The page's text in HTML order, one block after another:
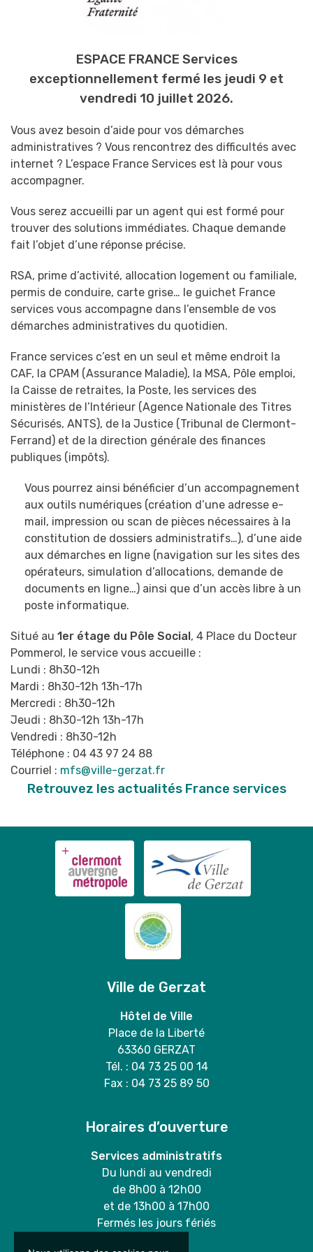
ESPACE FRANCE Services
exceptionnellement fermé les jeudi 9 et
vendredi 10 juillet 2026.
Vous avez besoin d’aide pour vos démarches
administratives ? Vous rencontrez des difficultés avec
internet ? L’espace France Services est là pour vous
accompagner.
Vous serez accueilli par un agent qui est formé pour
trouver des solutions immédiates. Chaque demande
fait l’objet d’une réponse précise.
RSA, prime d’activité, allocation logement ou familiale,
permis de conduire, carte grise… le guichet France
services vous accompagne dans l’ensemble de vos
démarches administratives du quotidien.
France services c’est en un seul et même endroit la
CAF, la CPAM (Assurance Maladie), la MSA, Pôle emploi,
la Caisse de retraites, la Poste, les services des
ministères de l’Intérieur (Agence Nationale des Titres
Sécurisés, ANTS), de la Justice (Tribunal de Clermont-
Ferrand) et de la direction générale des finances
publiques (impôts).
Vous pourrez ainsi bénéficier d’un accompagnement
aux outils numériques (création d’une adresse e-
mail, impression ou scan de pièces nécessaires à la
constitution de dossiers administratifs…), d’une aide
aux démarches en ligne (navigation sur les sites des
opérateurs, simulation d’allocations, demande de
documents en ligne…) ainsi que d’un accès libre à un
poste informatique.
Situé au 1er étage du Pôle Social, 4 Place du Docteur
Pommerol, le service vous accueille :
Lundi : 8h30-12h
Mardi : 8h30-12h 13h-17h
Mercredi : 8h30-12h
Jeudi : 8h30-12h 13h-17h
Vendredi : 8h30-12h
Téléphone : 04 43 97 24 88
Courriel : mfs@ville-gerzat.fr
Retrouvez les actualités France services
Ville de Gerzat
Hôtel de Ville
Place de la Liberté
63360 GERZAT
Tél. : 04 73 25 00 14
Fax : 04 73 25 89 50
Horaires d’ouverture
Services administratifs
Du lundi au vendredi
de 8h00 à 12h00
et de 13h00 à 17h00
Fermés les jours fériés